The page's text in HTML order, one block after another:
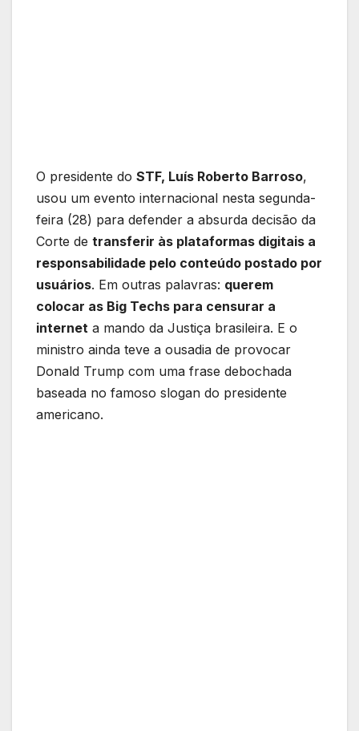
O presidente do STF, Luís Roberto Barroso,
usou um evento internacional nesta segunda-
feira (28) para defender a absurda decisão da
Corte de transferir às plataformas digitais a
responsabilidade pelo conteúdo postado por
usuários. Em outras palavras: querem
colocar as Big Techs para censurar a
internet a mando da Justiça brasileira. E o
ministro ainda teve a ousadia de provocar
Donald Trump com uma frase debochada
baseada no famoso slogan do presidente
americano.